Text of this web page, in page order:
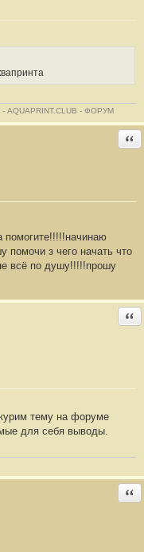
- AQUAPRINT.CLUB - ФОРУМ
помогите!!!!!начинаю
помочи з чего начать что
всё по душу!!!!!прошу
тему на форуме
для себя выводы.